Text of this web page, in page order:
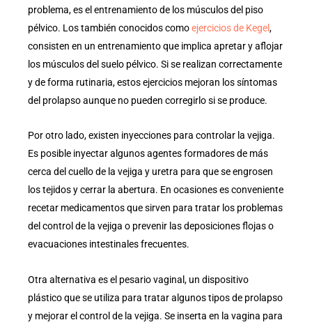
problema, es el entrenamiento de los músculos del piso
pélvico. Los también conocidos comoejercicios de Kegel,
consisten en un entrenamiento que implica apretar y aflojar
los músculos del suelo pélvico. Si se realizan correctamente
y de forma rutinaria, estos ejercicios mejoran los síntomas
del prolapso aunque no pueden corregirlo si se produce.
Por otro lado, existen inyecciones para controlar la vejiga.
Es posible inyectar algunos agentes formadores de más
cerca del cuello de la vejiga y uretra para que se engrosen
los tejidos y cerrar la abertura. En ocasiones es conveniente
recetar medicamentos que sirven para tratar los problemas
del control de la vejiga o prevenir las deposiciones flojas o
evacuaciones intestinales frecuentes.
Otra alternativa es el pesario vaginal, un dispositivo
plástico que se utiliza para tratar algunos tipos de prolapso
y mejorar el control de la vejiga. Se inserta en la vagina para